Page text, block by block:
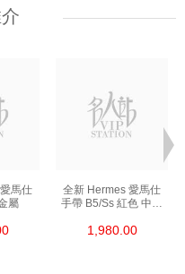
馬仕
屬
全新 Hermes 愛馬仕
手帶 B5/Ss 紅色 中號
1,980.00